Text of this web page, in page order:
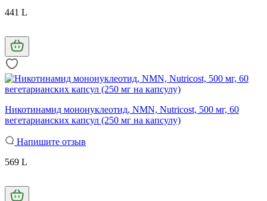
441 L
Никотинамид мононуклеотид, NMN, Nutricost, 500 мг, 60
вегетарианских капсул (250 мг на капсулу)
Напишите отзыв
569 L